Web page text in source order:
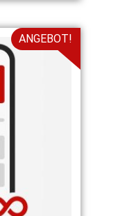
ANGEBOT!